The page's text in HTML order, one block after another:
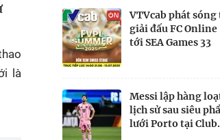
là
VTVcab phát sóng
giải đấu FC
tới SEA Games 33
Messi lập hàng
lịch sử sau siêu
lưới Porto tại